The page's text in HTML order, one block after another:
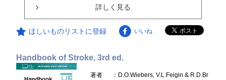
詳しく見る
ほしいものリストに登録 いいね
Handbook of Stroke, 3rd ed.
著者
：D.O.Wiebers, V.L.Feigin & R.D.Br